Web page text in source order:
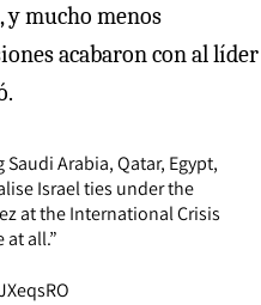
mucho menos
acabaron con al líder
Arabia, Qatar, Egypt,
Israel ties under the
at the International Crisis
at all.”